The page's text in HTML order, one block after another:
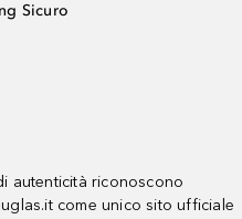
Sicuro
autenticità riconoscono
come unico sito ufficiale